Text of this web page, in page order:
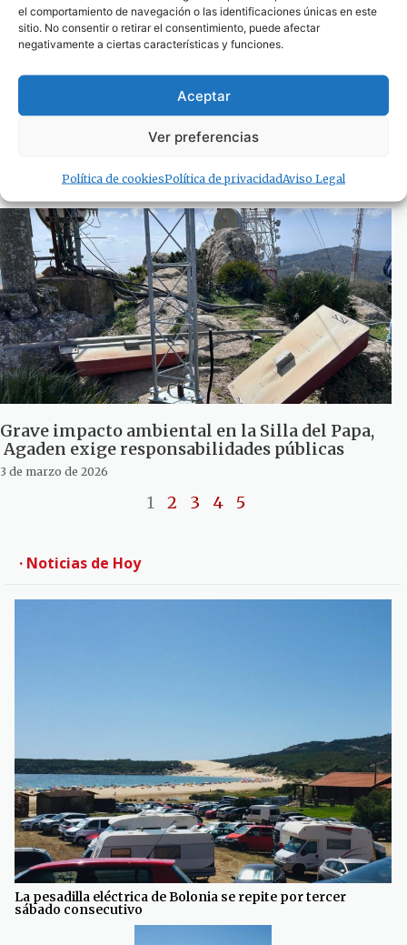
el comportamiento de navegación o las identificaciones únicas en este
sitio. No consentir o retirar el consentimiento, puede afectar
negativamente a ciertas características y funciones.
Aceptar
Ver preferencias
Política de cookiesPolítica de privacidadAviso Legal
AGADEN pide coordinación institucional ante
los eventos musicales en chiringuitos del
Parque Natural del Estrecho
Grave impacto ambiental en la Silla del Papa,
Agaden exige responsabilidades públicas
3 de marzo de 2026
1 2 3 4 5
· Noticias de Hoy
La pesadilla eléctrica de Bolonia se repite por tercer
sábado consecutivo